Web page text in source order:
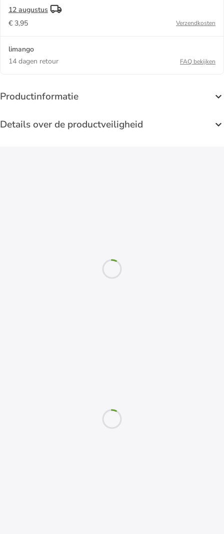
12 augustus
€ 3,95
Verzendkosten
limango
14 dagen retour
FAQ bekijken
Productinformatie
Details over de productveiligheid